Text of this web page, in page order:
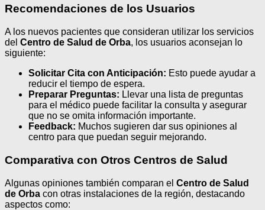
Recomendaciones de los Usuarios
A los nuevos pacientes que consideran utilizar los servicios
del Centro de Salud de Orba, los usuarios aconsejan lo
siguiente:
Solicitar Cita con Anticipación: Esto puede ayudar a
reducir el tiempo de espera.
Preparar Preguntas: Llevar una lista de preguntas
para el médico puede facilitar la consulta y asegurar
que no se omita información importante.
Feedback: Muchos sugieren dar sus opiniones al
centro para que puedan seguir mejorando.
Comparativa con Otros Centros de Salud
Algunas opiniones también comparan el Centro de Salud
de Orba con otras instalaciones de la región, destacando
aspectos como: